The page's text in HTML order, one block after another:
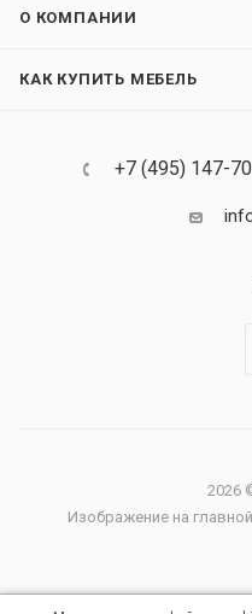
О КОМПАНИИ
КАК КУПИТЬ МЕБЕЛЬ
+7 (495) 147-
2026
Изображение на